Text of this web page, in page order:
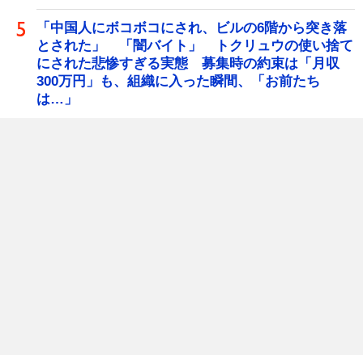
「中国人にボコボコにされ、ビルの6階から突き落
とされた」 「闇バイト」 トクリュウの使い捨て
にされた悲惨すぎる実態 募集時の約束は「月収
300万円」も、組織に入った瞬間、「お前たち
は…」